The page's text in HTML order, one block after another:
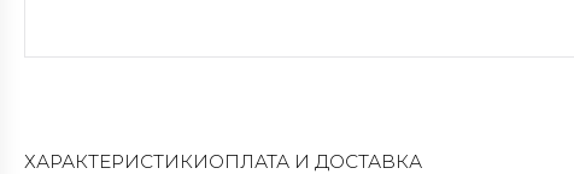
ХАРАКТЕРИСТИКИОПЛАТА И ДОСТАВКА